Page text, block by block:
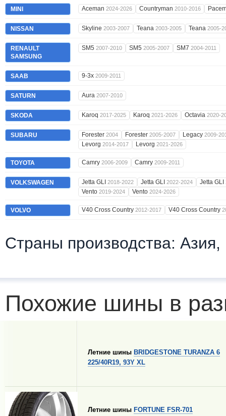
MINI Aceman 2024-2026 Countryman 2010-2016
NISSAN Skyline 2003-2007 Teana 2003-2005 Teana 2005-
RENAULT
SAMSUNG
SM5 2007-2010 SM5 2005-2007 SM7 2004-2011
SAAB 9-3x 2009-2011
SATURN Aura 2007-2010
SKODA Karoq 2017-2025 Karoq 2021-2026 Octavia 2020-
SUBARU Forester 2004 Forester 2005-2007 Legacy 2009-
Levorg 2014-2017 Levorg 2021-2026
TOYOTA Camry 2006-2009 Camry 2009-2011
VOLKSWAGEN Jetta GLI 2018-2022 Jetta GLI 2022-2024 Jetta GLI
Vento 2019-2024 Vento 2024-2026
VOLVO V40 Cross Country 2012-2017 V40 Cross Country
Страны производства: Азия,
Похожие шины в
Летние шины BRIDGESTONE TURANZA 6
225/40R19, 93Y XL
Летние шины FORTUNE FSR-701